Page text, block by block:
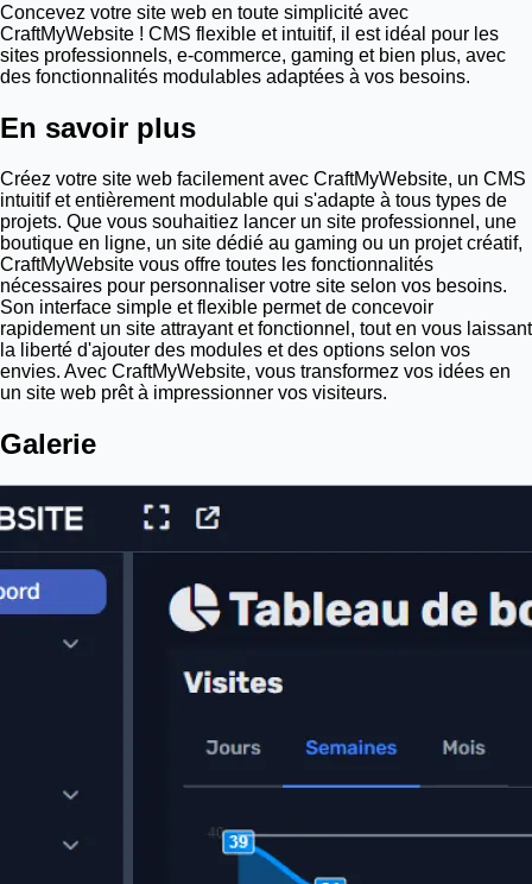
Concevez votre site web en toute simplicité avec
CraftMyWebsite ! CMS flexible et intuitif, il est idéal pour les
sites professionnels, e-commerce, gaming et bien plus, avec
des fonctionnalités modulables adaptées à vos besoins.
En savoir plus
Créez votre site web facilement avec CraftMyWebsite, un CMS
intuitif et entièrement modulable qui s'adapte à tous types de
projets. Que vous souhaitiez lancer un site professionnel, une
boutique en ligne, un site dédié au gaming ou un projet créatif,
CraftMyWebsite vous offre toutes les fonctionnalités
nécessaires pour personnaliser votre site selon vos besoins.
Son interface simple et flexible permet de concevoir
rapidement un site attrayant et fonctionnel, tout en vous laissant
la liberté d'ajouter des modules et des options selon vos
envies. Avec CraftMyWebsite, vous transformez vos idées en
un site web prêt à impressionner vos visiteurs.
Galerie